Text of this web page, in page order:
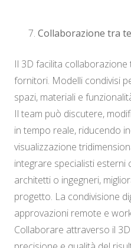
Collaborazione tra
Il 3D facilita
fornitori. Modelli condivisi
spazi, materiali e
Il team può discutere,
in tempo reale, riducendo
visualizzazione
integrare specialisti esterni
architetti o ingegneri,
progetto. La condivisione
approvazioni remote e
Collaborare attraverso il